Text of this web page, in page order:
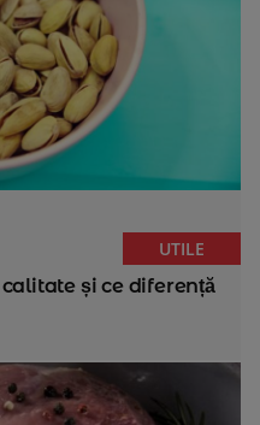
UTILE
și ce diferență